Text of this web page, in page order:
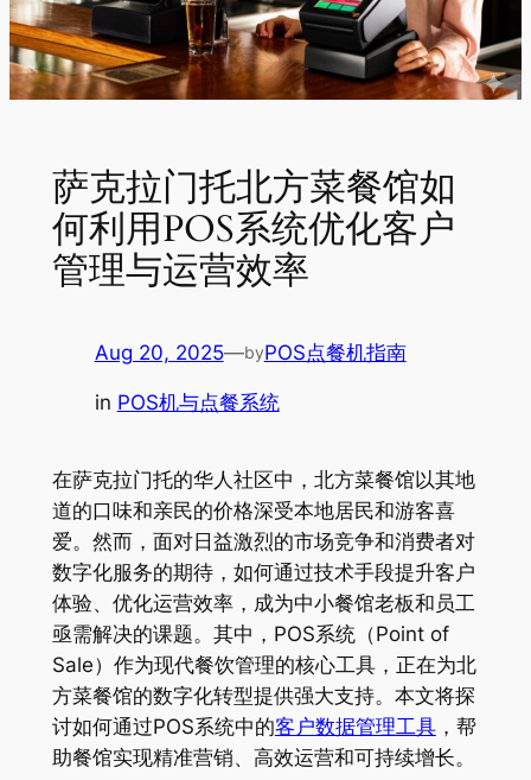
萨克拉门托北方菜餐馆如
何利用POS系统优化客户
管理与运营效率
Aug 20, 2025—byPOS点餐机指南
in POS机与点餐系统
在萨克拉门托的华人社区中，北方菜餐馆以其地
道的口味和亲民的价格深受本地居民和游客喜
爱。然而，面对日益激烈的市场竞争和消费者对
数字化服务的期待，如何通过技术手段提升客户
体验、优化运营效率，成为中小餐馆老板和员工
亟需解决的课题。其中，POS系统（Point of
Sale）作为现代餐饮管理的核心工具，正在为北
方菜餐馆的数字化转型提供强大支持。本文将探
讨如何通过POS系统中的客户数据管理工具，帮
助餐馆实现精准营销、高效运营和可持续增长。